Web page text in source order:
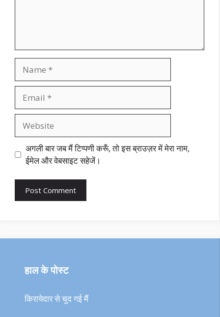
अगली बार जब मैं टिप्पणी करूँ, तो इस ब्राउज़र में मेरा नाम,
ईमेल और वेबसाइट सहेजें।
हाल के पोस्ट
किरायेदार से चुद गई मैं